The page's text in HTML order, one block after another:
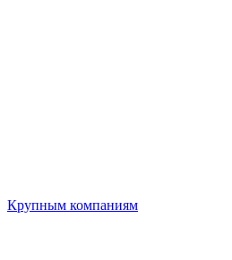
Крупным компаниям